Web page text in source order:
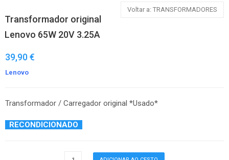
Voltar a: TRANSFORMADORES
Transformador original
Lenovo 65W 20V 3.25A
39,90 €
Lenovo
Transformador / Carregador original *Usado*
RECONDICIONADO